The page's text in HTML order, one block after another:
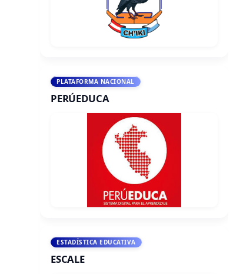
PLATAFORMA NACIONAL
PERÚEDUCA
ESTADÍSTICA EDUCATIVA
ESCALE